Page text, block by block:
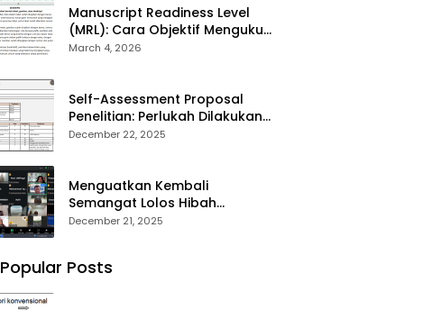
Manuscript Readiness Level
(MRL): Cara Objektif Mengukur
Kesiapan Artikel Ilmiah Anda
March 4, 2026
Self-Assessment Proposal
Penelitian: Perlukah Dilakukan
Sebelum Submit?
December 22, 2025
Menguatkan Kembali
Semangat Lolos Hibah
Penelitian DPPM 2026
December 21, 2025
Popular Posts